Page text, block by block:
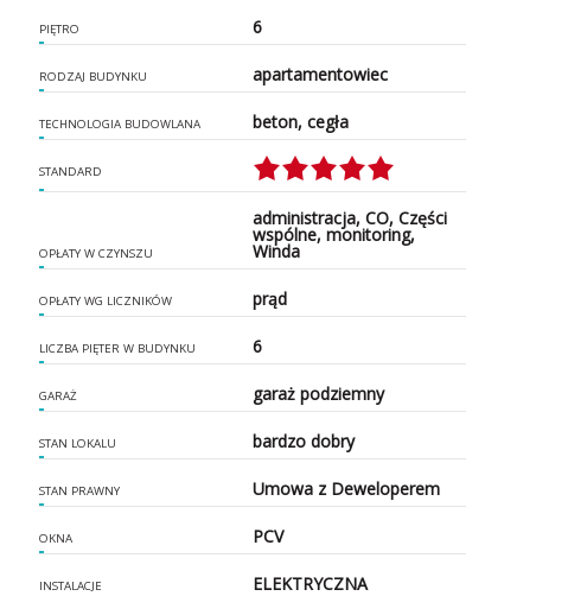
PIĘTRO 6
RODZAJ BUDYNKU apartamentowiec
TECHNOLOGIA BUDOWLANA beton, cegła
STANDARD
OPŁATY W CZYNSZU
administracja, CO, Części
wspólne, monitoring,
Winda
OPŁATY WG LICZNIKÓW prąd
LICZBA PIĘTER W BUDYNKU 6
GARAŻ garaż podziemny
STAN LOKALU bardzo dobry
STAN PRAWNY Umowa z Deweloperem
OKNA PCV
INSTALACJE ELEKTRYCZNA